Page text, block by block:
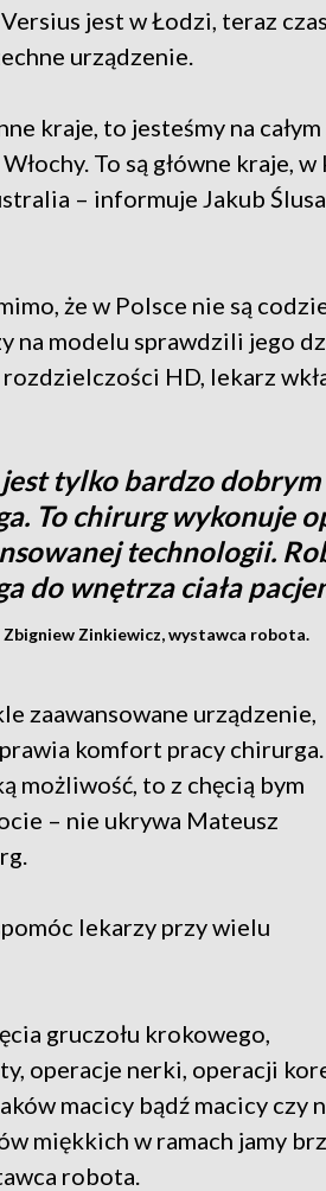
jest w Łodzi, teraz
urządzenie.
kraje, to jesteśmy na
To są główne kraje,
– informuje Jakub
że w Polsce nie są
na modelu sprawdzili jego
HD, lekarz
tylko bardzo
To chirurg wykonuje
technologii.
do wnętrza ciała
Zbigniew Zinkiewicz, wystawca robota.
zaawansowane urządzenie,
komfort pracy chirurga.
możliwość, to z chęcią bym
– nie ukrywa Mateusz
lekarzy przy wielu
gruczołu krokowego,
operacje nerki, operacji
macicy bądź macicy czy
miękkich w ramach jamy
robota.